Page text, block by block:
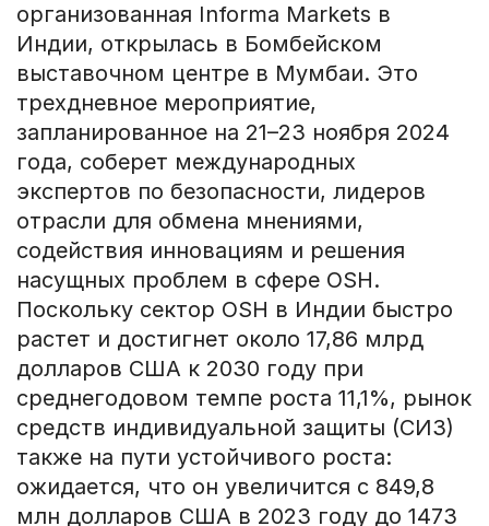
организованная Informa Markets в
Индии, открылась в Бомбейском
выставочном центре в Мумбаи. Это
трехдневное мероприятие,
запланированное на 21–23 ноября 2024
года, соберет международных
экспертов по безопасности, лидеров
отрасли для обмена мнениями,
содействия инновациям и решения
насущных проблем в сфере OSH.
Поскольку сектор OSH в Индии быстро
растет и достигнет около 17,86 млрд
долларов США к 2030 году при
среднегодовом темпе роста 11,1%, рынок
средств индивидуальной защиты (СИЗ)
также на пути устойчивого роста:
ожидается, что он увеличится с 849,8
млн долларов США в 2023 году до 1473